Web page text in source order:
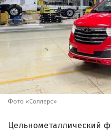
Фото «Соллерс»
Цельнометаллический